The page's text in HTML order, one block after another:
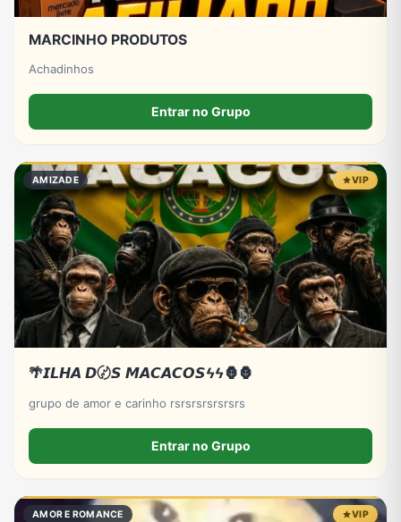
MARCINHO PRODUTOS
Achadinhos
Entrar no Grupo
AMIZADE VIP
🌴𝙄𝙇𝙃𝘼 𝘿〄𝙎 𝙈𝘼𝘾𝘼𝘾𝙊𝙎ϟϟ🦍🦍
grupo de amor e carinho rsrsrsrsrsrsrs
Entrar no Grupo
AMOR E ROMANCE VIP